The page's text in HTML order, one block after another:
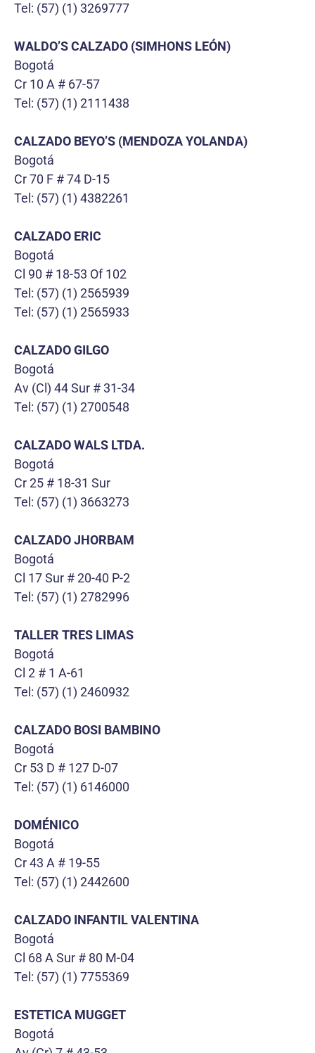
Tel: (57) (1) 3269777
WALDO’S CALZADO (SIMHONS LEÓN)
Bogotá
Cr 10 A # 67-57
Tel: (57) (1) 2111438
CALZADO BEYO’S (MENDOZA YOLANDA)
Bogotá
Cr 70 F # 74 D-15
Tel: (57) (1) 4382261
CALZADO ERIC
Bogotá
Cl 90 # 18-53 Of 102
Tel: (57) (1) 2565939
Tel: (57) (1) 2565933
CALZADO GILGO
Bogotá
Av (Cl) 44 Sur # 31-34
Tel: (57) (1) 2700548
CALZADO WALS LTDA.
Bogotá
Cr 25 # 18-31 Sur
Tel: (57) (1) 3663273
CALZADO JHORBAM
Bogotá
Cl 17 Sur # 20-40 P-2
Tel: (57) (1) 2782996
TALLER TRES LIMAS
Bogotá
Cl 2 # 1 A-61
Tel: (57) (1) 2460932
CALZADO BOSI BAMBINO
Bogotá
Cr 53 D # 127 D-07
Tel: (57) (1) 6146000
DOMÉNICO
Bogotá
Cr 43 A # 19-55
Tel: (57) (1) 2442600
CALZADO INFANTIL VALENTINA
Bogotá
Cl 68 A Sur # 80 M-04
Tel: (57) (1) 7755369
ESTETICA MUGGET
Bogotá